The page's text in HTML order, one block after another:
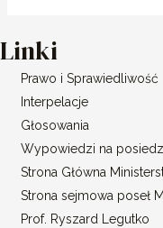
Linki
Prawo i Sprawiedliwość
Interpelacje
Głosowania
Wypowiedzi na
Strona Główna
Strona sejmowa poseł
Prof. Ryszard Legutko